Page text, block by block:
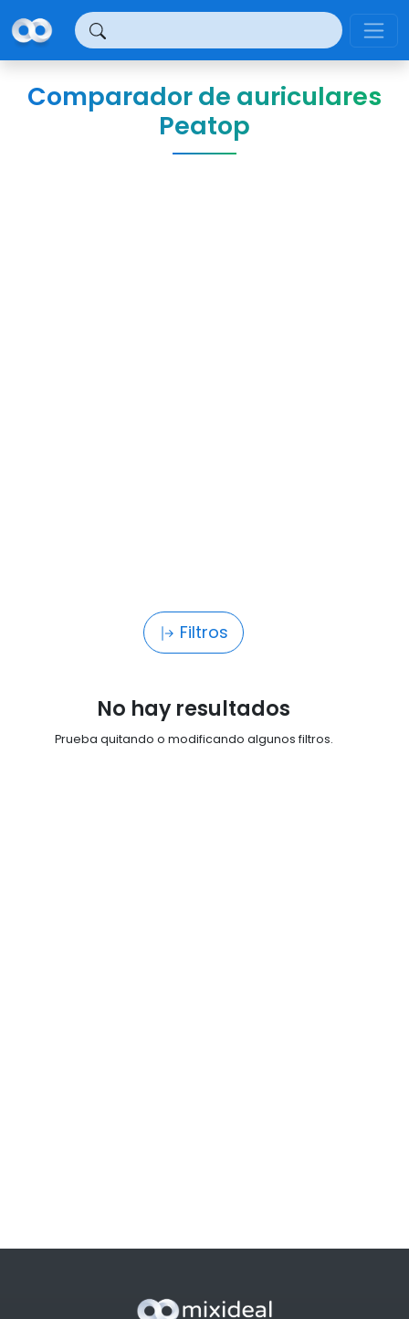
Comparador de auriculares
Peatop
Filtros
No hay resultados
Prueba quitando o modificando algunos filtros.
Panel de gestión de cookies